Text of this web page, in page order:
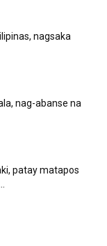
nagsaka
nag-abanse na
patay matapos